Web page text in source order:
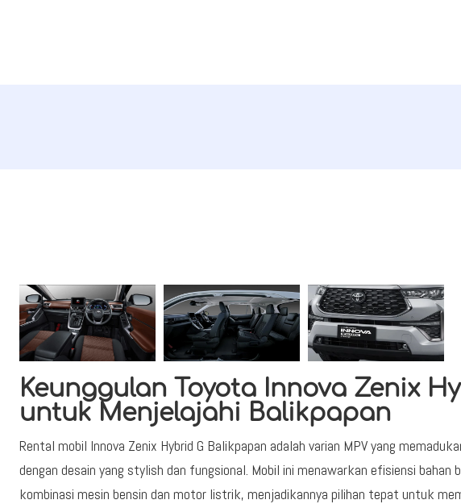
Keunggulan Toyota Innova Zenix
untuk Menjelajahi Balikpapan
Rental mobil Innova Zenix Hybrid G Balikpapan adalah varian MPV yang
dengan desain yang stylish dan fungsional. Mobil ini menawarkan efisiensi bahan
kombinasi mesin bensin dan motor listrik, menjadikannya pilihan tepat untuk